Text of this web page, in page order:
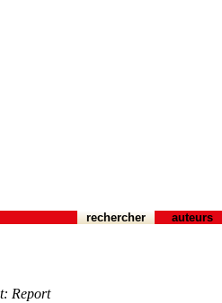
rechercher auteurs
Report